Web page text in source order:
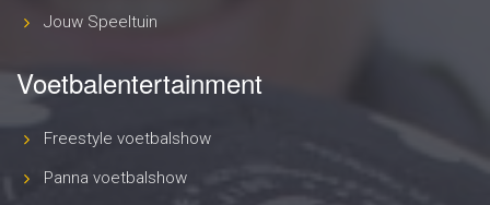
Jouw Speeltuin
Voetbalentertainment
Freestyle voetbalshow
Panna voetbalshow